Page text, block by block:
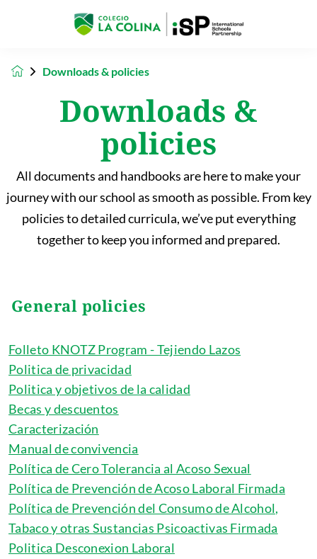
Downloads & policies
Downloads &
policies
All documents and handbooks are here to make your
journey with our school as smooth as possible. From key
policies to detailed curricula, we’ve put everything
together to keep you informed and prepared.
General policies
Folleto KNOTZ Program - Tejiendo Lazos
Politica de privacidad
Politica y objetivos de la calidad
Becas y descuentos
Caracterización
Manual de convivencia
Política de Cero Tolerancia al Acoso Sexual
Política de Prevención de Acoso Laboral Firmada
Política de Prevención del Consumo de Alcohol,
Tabaco y otras Sustancias Psicoactivas Firmada
Politica Desconexion Laboral